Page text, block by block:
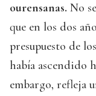
ourensanas. No
que en los dos
presupuesto de
había ascendido
embargo, refleja